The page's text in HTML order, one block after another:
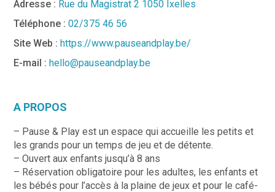
Adresse : Rue du Magistrat 2 1050 Ixelles
Téléphone :02/375 46 56
Site Web : https://www.pauseandplay.be/
E-mail : hello@pauseandplay.be
A PROPOS
– Pause & Play est un espace qui accueille les petits et
les grands pour un temps de jeu et de détente.
– Ouvert aux enfants jusqu’à 8 ans
– Réservation obligatoire pour les adultes, les enfants et
les bébés pour l’accès à la plaine de jeux et pour le café-